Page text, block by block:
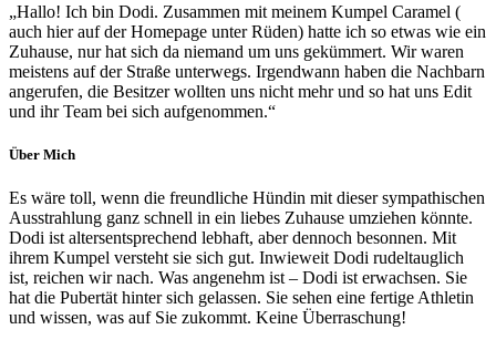
„Hallo! Ich bin Dodi. Zusammen mit meinem Kumpel Caramel (
auch hier auf der Homepage unter Rüden) hatte ich so etwas wie ein
Zuhause, nur hat sich da niemand um uns gekümmert. Wir waren
meistens auf der Straße unterwegs. Irgendwann haben die Nachbarn
angerufen, die Besitzer wollten uns nicht mehr und so hat uns Edit
und ihr Team bei sich aufgenommen.“
Über Mich
Es wäre toll, wenn die freundliche Hündin mit dieser sympathischen
Ausstrahlung ganz schnell in ein liebes Zuhause umziehen könnte.
Dodi ist altersentsprechend lebhaft, aber dennoch besonnen. Mit
ihrem Kumpel versteht sie sich gut. Inwieweit Dodi rudeltauglich
ist, reichen wir nach. Was angenehm ist – Dodi ist erwachsen. Sie
hat die Pubertät hinter sich gelassen. Sie sehen eine fertige Athletin
und wissen, was auf Sie zukommt. Keine Überraschung!